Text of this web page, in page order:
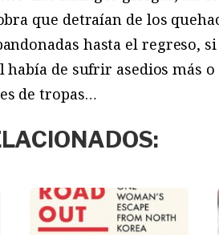
que detraían de los
hasta el regreso,
había de sufrir asedios más
de tropas…